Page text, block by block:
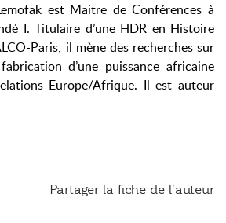
est Maitre de Conférences à
I. Titulaire d’une HDR en Histoire
Paris, il mène des recherches sur
d’une puissance africaine
Europe/Afrique. Il est auteur
Partager la fiche de l'auteur